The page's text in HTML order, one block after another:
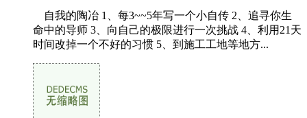
自我的陶冶 1、每3~~5年写一个小自传 2、追寻你生
命中的导师 3、向自己的极限进行一次挑战 4、利用21天
时间改掉一个不好的习惯 5、到施工工地等地方...